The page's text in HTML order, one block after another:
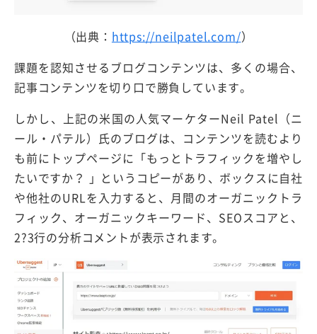
（出典： https://neilpatel.com/）
課題を認知させるブログコンテンツは、多くの場合、
記事コンテンツを切り口で勝負しています。
しかし、上記の米国の人気マーケターNeil Patel（ニ
ール・パテル）氏のブログは、コンテンツを読むより
も前にトップページに「もっとトラフィックを増やし
たいですか？ 」というコピーがあり、ボックスに自社
や他社のURLを入力すると、月間のオーガニックトラ
フィック、オーガニックキーワード、SEOスコアと、
2?3行の分析コメントが表示されます。